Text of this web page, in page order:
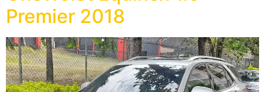
Premier 2018